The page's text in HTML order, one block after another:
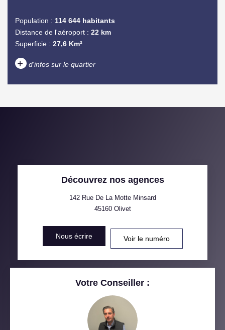
Population : 114 644 habitants
Distance de l'aéroport : 22 km
Superficie : 27,6 Km²
+ d'infos sur le quartier
PART DES MÉNAGES SANS
VOITURE
ECOLES ET CRÈCHES
Découvrez nos agences
142 Rue De La Motte Minsard
45160 Olivet
Nous écrire Voir le numéro
Votre Conseiller :